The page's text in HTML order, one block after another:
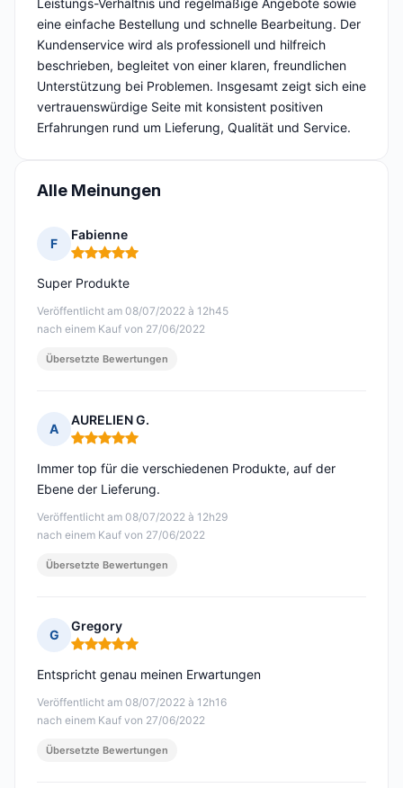
Leistungs-Verhältnis und regelmäßige Angebote sowie
eine einfache Bestellung und schnelle Bearbeitung. Der
Kundenservice wird als professionell und hilfreich
beschrieben, begleitet von einer klaren, freundlichen
Unterstützung bei Problemen. Insgesamt zeigt sich eine
vertrauenswürdige Seite mit konsistent positiven
Erfahrungen rund um Lieferung, Qualität und Service.
Alle Meinungen
F
Fabienne
Hinweis: 5 von 5
Veröffentlicht am 08/07/2022 à 12h45
nach einem Kauf von 27/06/2022
Super Produkte
Übersetzte Bewertungen
A
AURELIEN G.
Hinweis: 5 von 5
Veröffentlicht am 08/07/2022 à 12h29
nach einem Kauf von 27/06/2022
Immer top für die verschiedenen Produkte, auf der
Ebene der Lieferung.
Übersetzte Bewertungen
G
Gregory
Hinweis: 5 von 5
Veröffentlicht am 08/07/2022 à 12h16
nach einem Kauf von 27/06/2022
Entspricht genau meinen Erwartungen
Übersetzte Bewertungen